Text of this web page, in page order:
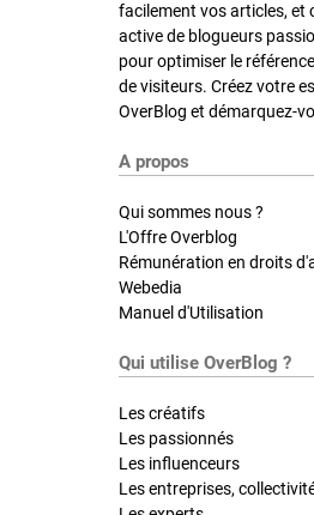
facilement vos articles, et
active de blogueurs
pour optimiser le
de visiteurs. Créez votre
OverBlog et démarquez-
A propos
Qui sommes nous ?
L'Offre Overblog
Rémunération en droits
Webedia
Manuel d'Utilisation
Qui utilise OverBlog ?
Les créatifs
Les passionnés
Les influenceurs
Les entreprises,